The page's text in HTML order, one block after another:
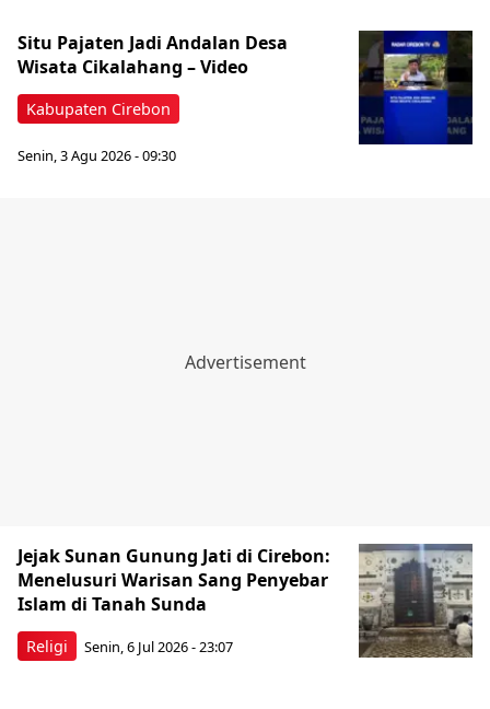
Kabupaten Cirebon
Situ Pajaten Jadi Andalan Desa
Wisata Cikalahang – Video
Senin, 3 Agu 2026 - 09:30
Religi
Jejak Sunan Gunung Jati di Cirebon:
Menelusuri Warisan Sang Penyebar
Islam di Tanah Sunda
Senin, 6 Jul 2026 - 23:07